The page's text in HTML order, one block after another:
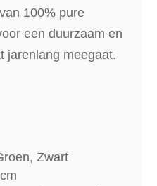
100% pure
een duurzaam en
jarenlang meegaat.
Zwart